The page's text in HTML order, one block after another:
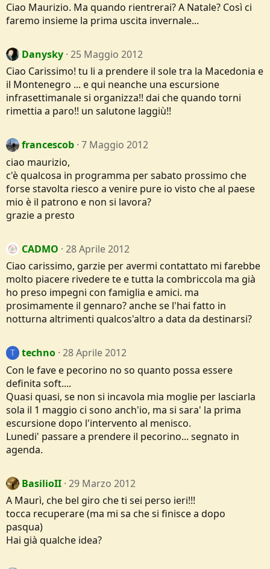
Ciao Maurizio. Ma quando rientrerai? A Natale? Così ci
faremo insieme la prima uscita invernale...
Danysky 25 Maggio 2012
Ciao Carissimo! tu li a prendere il sole tra la Macedonia e
il Montenegro ... e qui neanche una escursione
infrasettimanale si organizza!! dai che quando torni
rimettia a paro!! un salutone laggiù!!
francescob 7 Maggio 2012
ciao maurizio,
c'è qualcosa in programma per sabato prossimo che
forse stavolta riesco a venire pure io visto che al paese
mio è il patrono e non si lavora?
grazie a presto
CADMO
28 Aprile 2012
Ciao carissimo, garzie per avermi contattato mi farebbe
molto piacere rivedere te e tutta la combriccola ma già
ho preso impegni con famiglia e amici. ma
prosimamente il gennaro? anche se l'hai fatto in
notturna altrimenti qualcos'altro a data da destinarsi?
T techno 28 Aprile 2012
Con le fave e pecorino no so quanto possa essere
definita soft....
Quasi quasi, se non si incavola mia moglie per lasciarla
sola il 1 maggio ci sono anch'io, ma si sara' la prima
escursione dopo l'intervento al menisco.
Lunedi' passare a prendere il pecorino... segnato in
agenda.
BasilioII 29 Marzo 2012
A Maurì, che bel giro che ti sei perso ieri!!!
tocca recuperare (ma mi sa che si finisce a dopo
pasqua)
Hai già qualche idea?